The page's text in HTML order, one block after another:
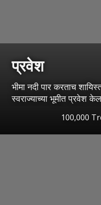
प्रवेश
भीमा नदी पार करताच
स्वराज्याच्या भूमीत प्रवेश
100,000